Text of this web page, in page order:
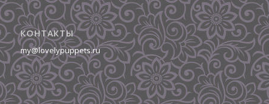
КОНТАКТЫ
my@lovelypuppets.ru